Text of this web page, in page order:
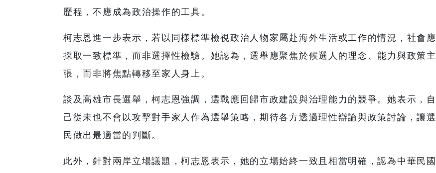
歷程，不應成為政治操作的工具。
柯志恩進一步表示，若以同樣標準檢視政治人物家屬赴海外生活或工作的情況，社會應
採取一致標準，而非選擇性檢驗。她認為，選舉應聚焦於候選人的理念、能力與政策主
張，而非將焦點轉移至家人身上。
談及高雄市長選舉，柯志恩強調，選戰應回歸市政建設與治理能力的競爭。她表示，自
己從未也不會以攻擊對手家人作為選舉策略，期待各方透過理性辯論與政策討論，讓選
民做出最適當的判斷。
此外，針對兩岸立場議題，柯志恩表示，她的立場始終一致且相當明確，認為中華民國